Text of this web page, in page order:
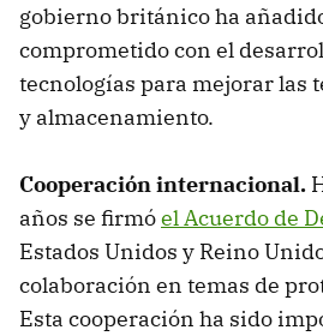
gobierno británico ha
comprometido con el
tecnologías para mejorar las
y almacenamiento.
Cooperación internacional.
años se firmóel Acuerdo de
Estados Unidos y Reino
colaboración en temas de
Esta cooperación ha sido